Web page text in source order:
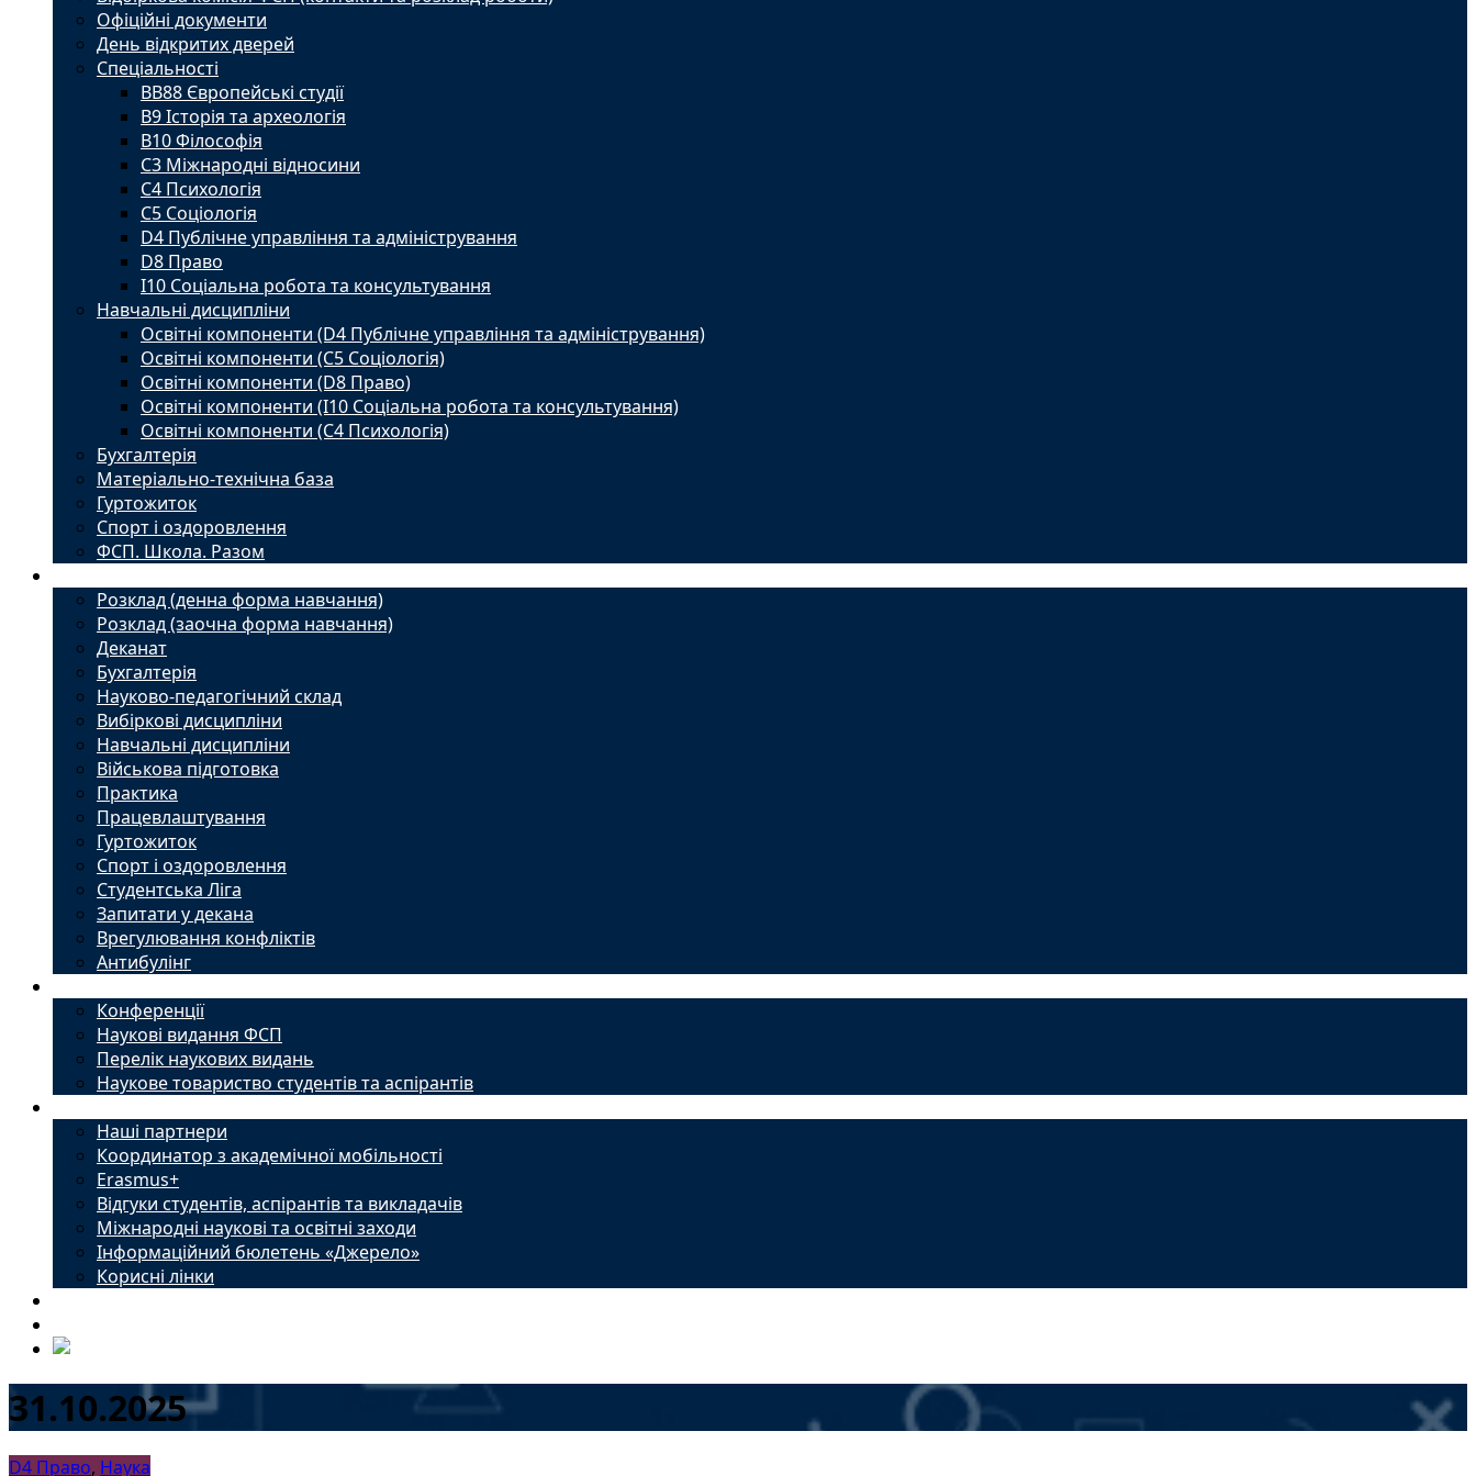
Офіційні документи
День відкритих дверей
Спеціальності
BВ88 Європейські студії
B9 Історія та археологія
B10 Філософія
C3 Міжнародні відносини
C4 Психологія
С5 Соціологія
D4 Публічне управління та адміністрування
D8 Право
I10 Соціальна робота та консультування
Навчальні дисципліни
Освітні компоненти (D4 Публічне управління та адміністрування)
Освітні компоненти (С5 Соціологія)
Освітні компоненти (D8 Право)
Освітні компоненти (I10 Соціальна робота та консультування)
Освітні компоненти (С4 Психологія)
Бухгалтерія
Матеріально-технічна база
Гуртожиток
Спорт і оздоровлення
ФСП. Школа. Разом
Розклад (денна форма навчання)
Розклад (заочна форма навчання)
Деканат
Бухгалтерія
Науково-педагогічний склад
Вибіркові дисципліни
Навчальні дисципліни
Військова підготовка
Практика
Працевлаштування
Гуртожиток
Спорт і оздоровлення
Студентська Ліга
Запитати у декана
Врегулювання конфліктів
Антибулінг
Конференції
Наукові видання ФСП
Перелік наукових видань
Наукове товариство студентів та аспірантів
Наші партнери
Координатор з академічної мобільності
Erasmus+
Відгуки студентів, аспірантів та викладачів
Міжнародні наукові та освітні заходи
Інформаційний бюлетень «Джерело»
Корисні лінки
31.10.2025
D4 Право, Наука